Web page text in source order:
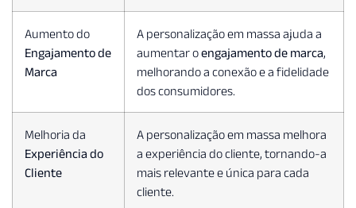
Aumento do
Engajamento de
Marca
A personalização em massa ajuda a
aumentar oengajamento de marca
melhorando a conexão e a fidelidade
dos consumidores.
Melhoria da
Experiência do
Cliente
A personalização em massa melhora
a experiência do cliente, tornando-a
mais relevante e única para cada
cliente.